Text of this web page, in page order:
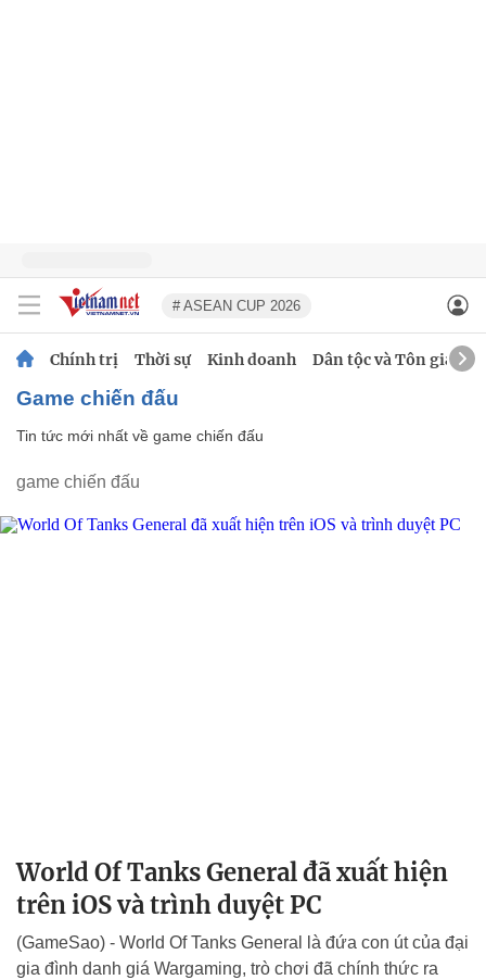
# ASEAN CUP 2026
Chính trị Thời sự Kinh doanh Dân tộc và Tôn giáo
game chiến đấu
Tin tức mới nhất về game chiến đấu
game chiến đấu
World Of Tanks General đã xuất hiện
trên iOS và trình duyệt PC
(GameSao) - World Of Tanks General là đứa con út của đại
gia đình danh giá Wargaming, trò chơi đã chính thức ra